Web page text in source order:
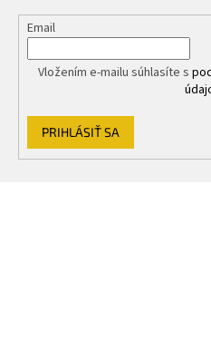
u
Email
Vložením e-mailu súhlasíte s
PRIHLÁSIŤ SA